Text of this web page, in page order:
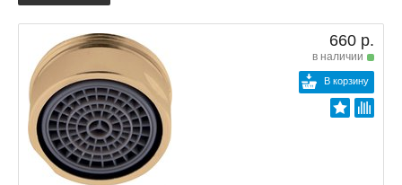
660 р.
в наличии
В корзину